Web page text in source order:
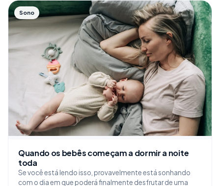
Sono
Quando os bebês começam a dormir a noite
toda
Se você está lendo isso, provavelmente está sonhando
com o dia em que poderá finalmente desfrutar de uma